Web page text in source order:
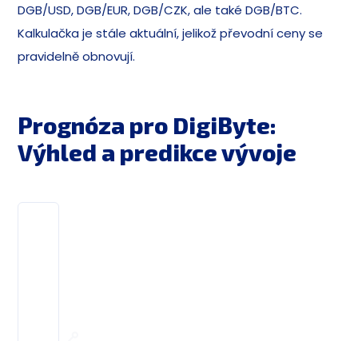
DGB/USD, DGB/EUR, DGB/CZK, ale také DGB/BTC.
Kalkulačka je stále aktuální, jelikož převodní ceny se
pravidelně obnovují.
Prognóza pro DigiByte:
Výhled a predikce vývoje